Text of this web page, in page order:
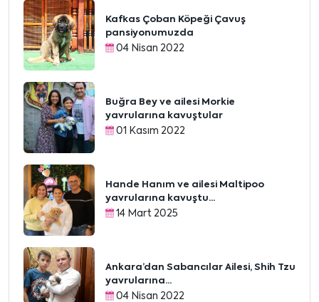
Kafkas Çoban Köpeği Çavuş
pansiyonumuzda
04 Nisan 2022
Buğra Bey ve ailesi Morkie
yavrularına kavuştular
01 Kasım 2022
Hande Hanım ve ailesi Maltipoo
yavrularına kavuştu...
14 Mart 2025
Ankara’dan Sabancılar Ailesi, Shih Tzu
yavrularına...
04 Nisan 2022